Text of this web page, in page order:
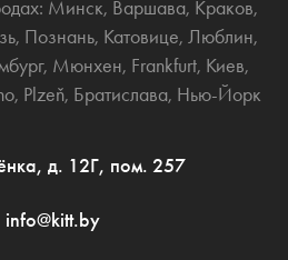
Минск, Варшава, Краков,
, Познань, Катовице, Люблин,
, Мюнхен, Frankfurt, Киев,
, Plzeň, Братислава, Нью-Йорк
д. 12Г, пом. 257
info@kitt.by